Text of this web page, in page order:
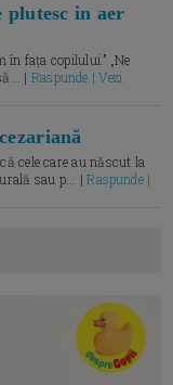
plutesc in aer
în fața copilului.” „Ne
| Raspunde | Vezi
cele care au născut la
sau p... |Raspunde |